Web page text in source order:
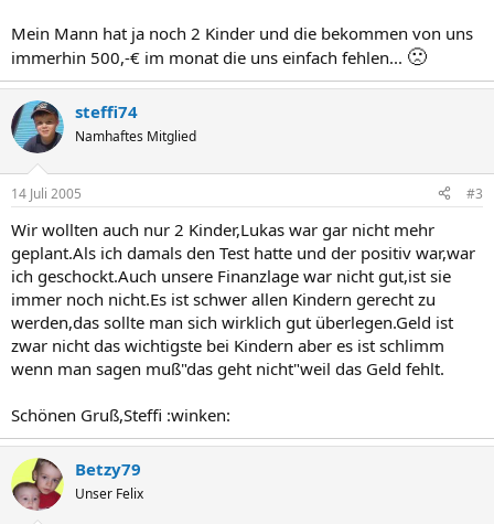
Mein Mann hat ja noch 2 Kinder und die bekommen von uns
immerhin 500,-€ im monat die uns einfach fehlen... 🙁
steffi74
Namhaftes Mitglied
14 Juli 2005 #3
Wir wollten auch nur 2 Kinder,Lukas war gar nicht mehr
geplant.Als ich damals den Test hatte und der positiv war,war
ich geschockt.Auch unsere Finanzlage war nicht gut,ist sie
immer noch nicht.Es ist schwer allen Kindern gerecht zu
werden,das sollte man sich wirklich gut überlegen.Geld ist
zwar nicht das wichtigste bei Kindern aber es ist schlimm
wenn man sagen muß"das geht nicht"weil das Geld fehlt.
Schönen Gruß,Steffi :winken:
Betzy79
Unser Felix